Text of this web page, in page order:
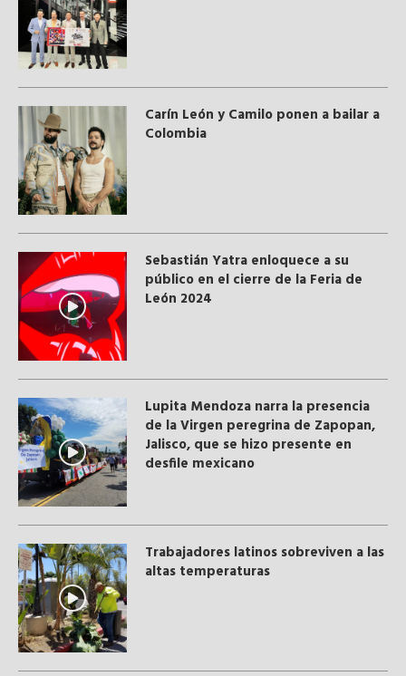
Carín León y Camilo ponen a bailar a
Colombia
Sebastián Yatra enloquece a su
público en el cierre de la Feria de
León 2024
Lupita Mendoza narra la presencia
de la Virgen peregrina de Zapopan,
Jalisco, que se hizo presente en
desfile mexicano
Trabajadores latinos sobreviven a las
altas temperaturas